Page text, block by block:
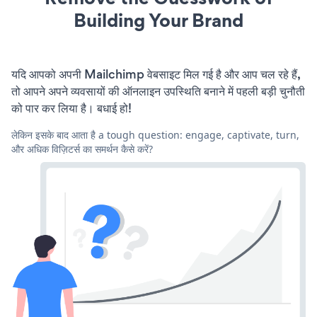
Building Your Brand
यदि आपको अपनी Mailchimp वेबसाइट मिल गई है और आप चल रहे हैं,
तो आपने अपने व्यवसायों की ऑनलाइन उपस्थिति बनाने में पहली बड़ी चुनौती
को पार कर लिया है। बधाई हो!
लेकिन इसके बाद आता है a tough question: engage, captivate, turn,
और अधिक विज़िटर्स का समर्थन कैसे करें?